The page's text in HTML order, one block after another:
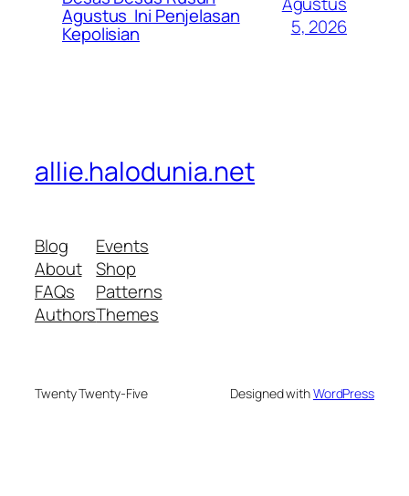
Agustus Ini Penjelasan
Kepolisian
5, 2026
allie.halodunia.net
Blog
About
FAQs
Authors
Events
Shop
Patterns
Themes
Twenty Twenty-Five Designed withWordPress